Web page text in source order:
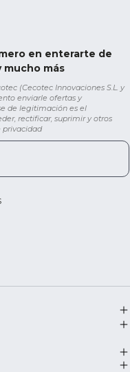
en enterarte de
más
(Cecotec Innovaciones S.L. y
enviarle ofertas y
de legitimación es el
rectificar, suprimir y otros
privacidad